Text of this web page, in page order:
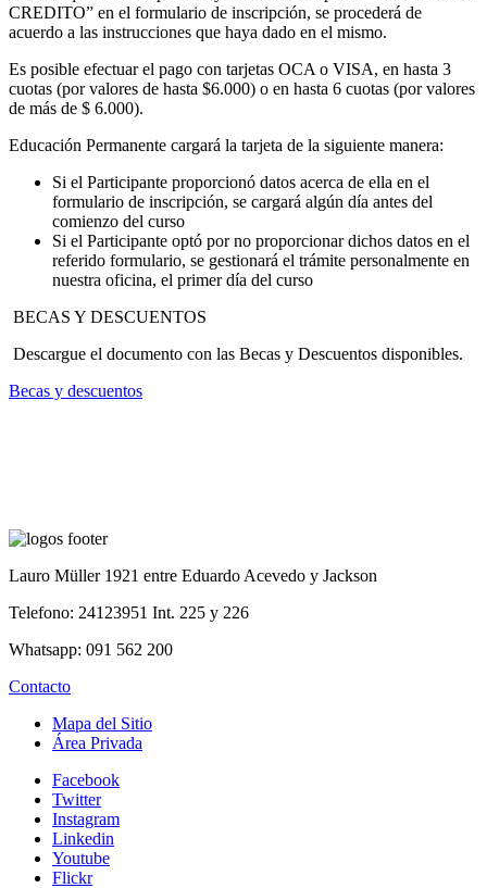
CREDITO” en el formulario de inscripción, se procederá de
acuerdo a las instrucciones que haya dado en el mismo.
Es posible efectuar el pago con tarjetas OCA o VISA, en hasta 3
cuotas (por valores de hasta $6.000) o en hasta 6 cuotas (por valores
de más de $ 6.000).
Educación Permanente cargará la tarjeta de la siguiente manera:
Si el Participante proporcionó datos acerca de ella en el
formulario de inscripción, se cargará algún día antes del
comienzo del curso
Si el Participante optó por no proporcionar dichos datos en el
referido formulario, se gestionará el trámite personalmente en
nuestra oficina, el primer día del curso
BECAS Y DESCUENTOS
Descargue el documento con las Becas y Descuentos disponibles.
Becas y descuentos
Lauro Müller 1921 entre Eduardo Acevedo y Jackson
Telefono: 24123951 Int. 225 y 226
Whatsapp: 091 562 200
Contacto
Mapa del Sitio
Área Privada
Facebook
Twitter
Instagram
Linkedin
Youtube
Flickr